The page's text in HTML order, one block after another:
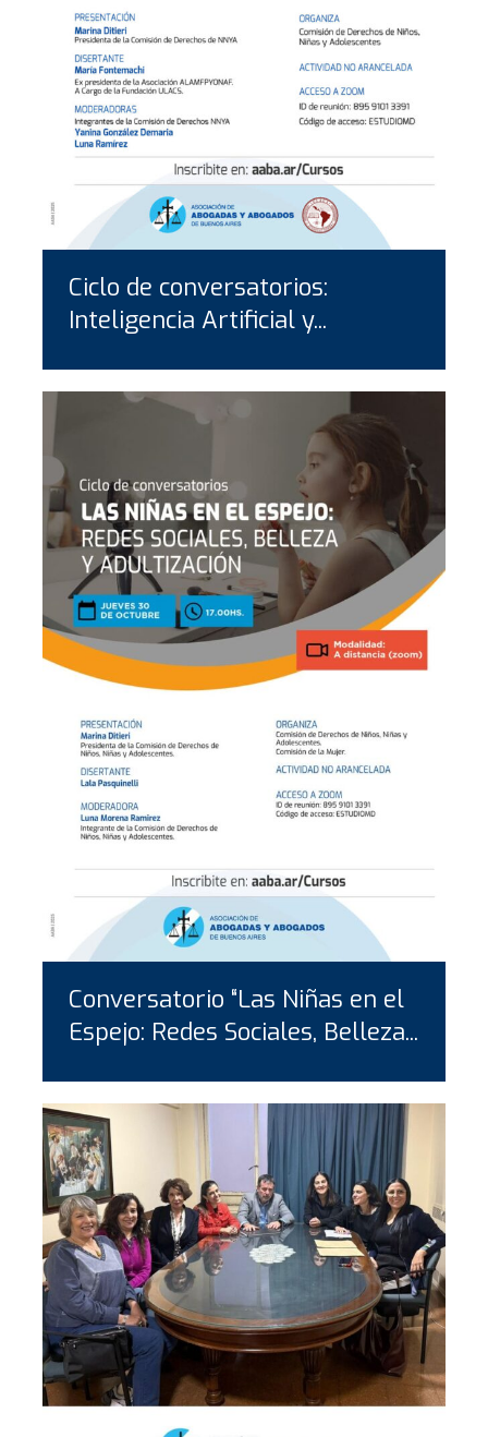
Ciclo de conversatorios:
Inteligencia Artificial y...
Conversatorio “Las Niñas en el
Espejo: Redes Sociales, Belleza...